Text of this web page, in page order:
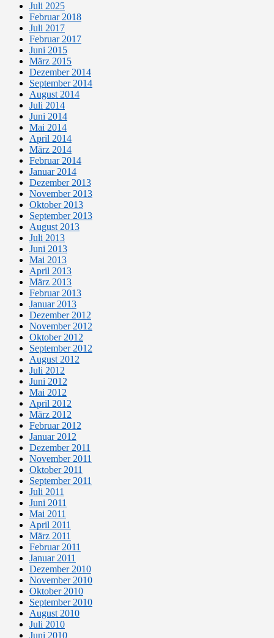
Juli 2025
Februar 2018
Juli 2017
Februar 2017
Juni 2015
März 2015
Dezember 2014
September 2014
August 2014
Juli 2014
Juni 2014
Mai 2014
April 2014
März 2014
Februar 2014
Januar 2014
Dezember 2013
November 2013
Oktober 2013
September 2013
August 2013
Juli 2013
Juni 2013
Mai 2013
April 2013
März 2013
Februar 2013
Januar 2013
Dezember 2012
November 2012
Oktober 2012
September 2012
August 2012
Juli 2012
Juni 2012
Mai 2012
April 2012
März 2012
Februar 2012
Januar 2012
Dezember 2011
November 2011
Oktober 2011
September 2011
Juli 2011
Juni 2011
Mai 2011
April 2011
März 2011
Februar 2011
Januar 2011
Dezember 2010
November 2010
Oktober 2010
September 2010
August 2010
Juli 2010
Juni 2010